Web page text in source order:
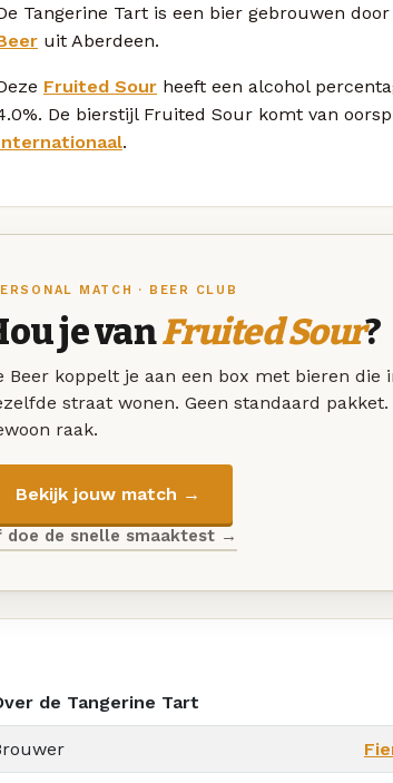
Tangerine Tart is een bier gebrouwen door
uit Aberdeen.
Fruited Sour heeft een alcohol
De bierstijl Fruited Sour komt van
.
MATCH · BEER CLUB
je vanFruited Sour?
Beer koppelt je aan een box met bieren die
straat wonen. Geen standaard pakket.
raak.
Bekijk jouw match →
doe de snelle smaaktest →
de Tangerine Tart